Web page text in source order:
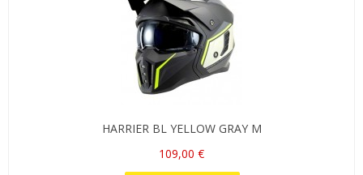
HARRIER BL YELLOW GRAY M
109,00 €